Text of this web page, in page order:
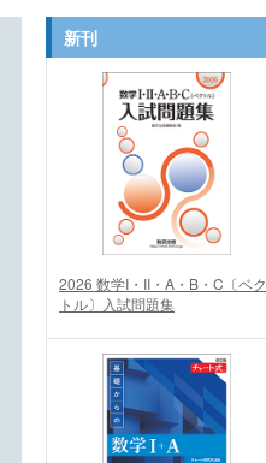
新刊
2026 数学I・II・A・B・C〔ベク
トル〕入試問題集